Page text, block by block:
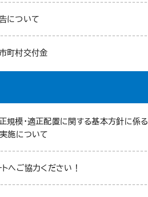
について
町村交付金
規模・適正配置に関する基本方針に係る
施について
へご協力ください！